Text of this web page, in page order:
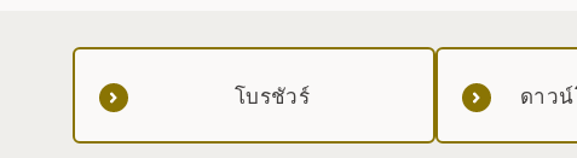
โบรชัวร์ ดาว